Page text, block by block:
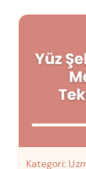
Kategori: